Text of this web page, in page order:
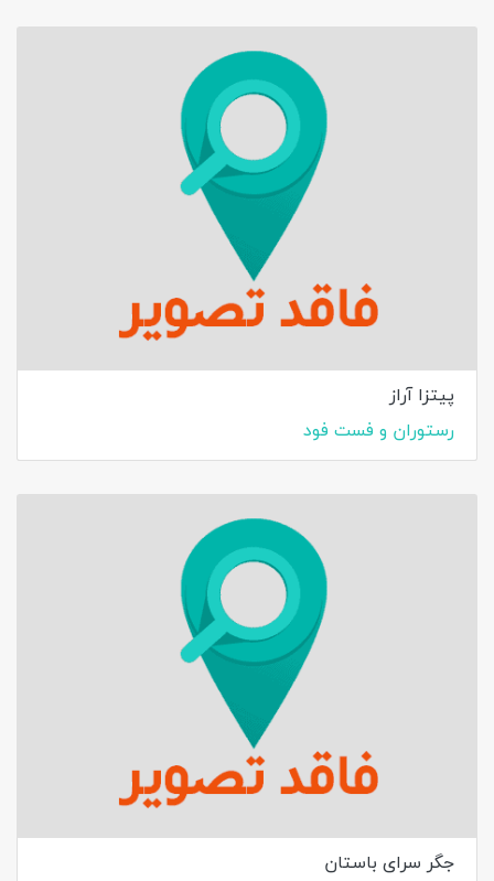
پیتزا آراز
رستوران و فست فود
جگر سرای باستان